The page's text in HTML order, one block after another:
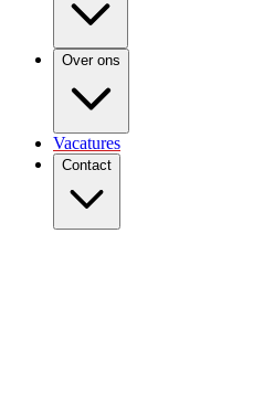
Over ons
Vacatures
Contact